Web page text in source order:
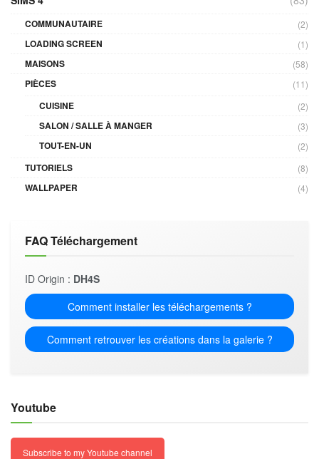
COMMUNAUTAIRE (2)
LOADING SCREEN (1)
MAISONS (58)
PIÈCES (11)
CUISINE (2)
SALON / SALLE À MANGER (3)
TOUT-EN-UN (2)
TUTORIELS (8)
WALLPAPER (4)
FAQ Téléchargement
ID Origin : DH4S
Comment installer les téléchargements ?
Comment retrouver les créations dans la galerie ?
Youtube
Subscribe to my Youtube channel